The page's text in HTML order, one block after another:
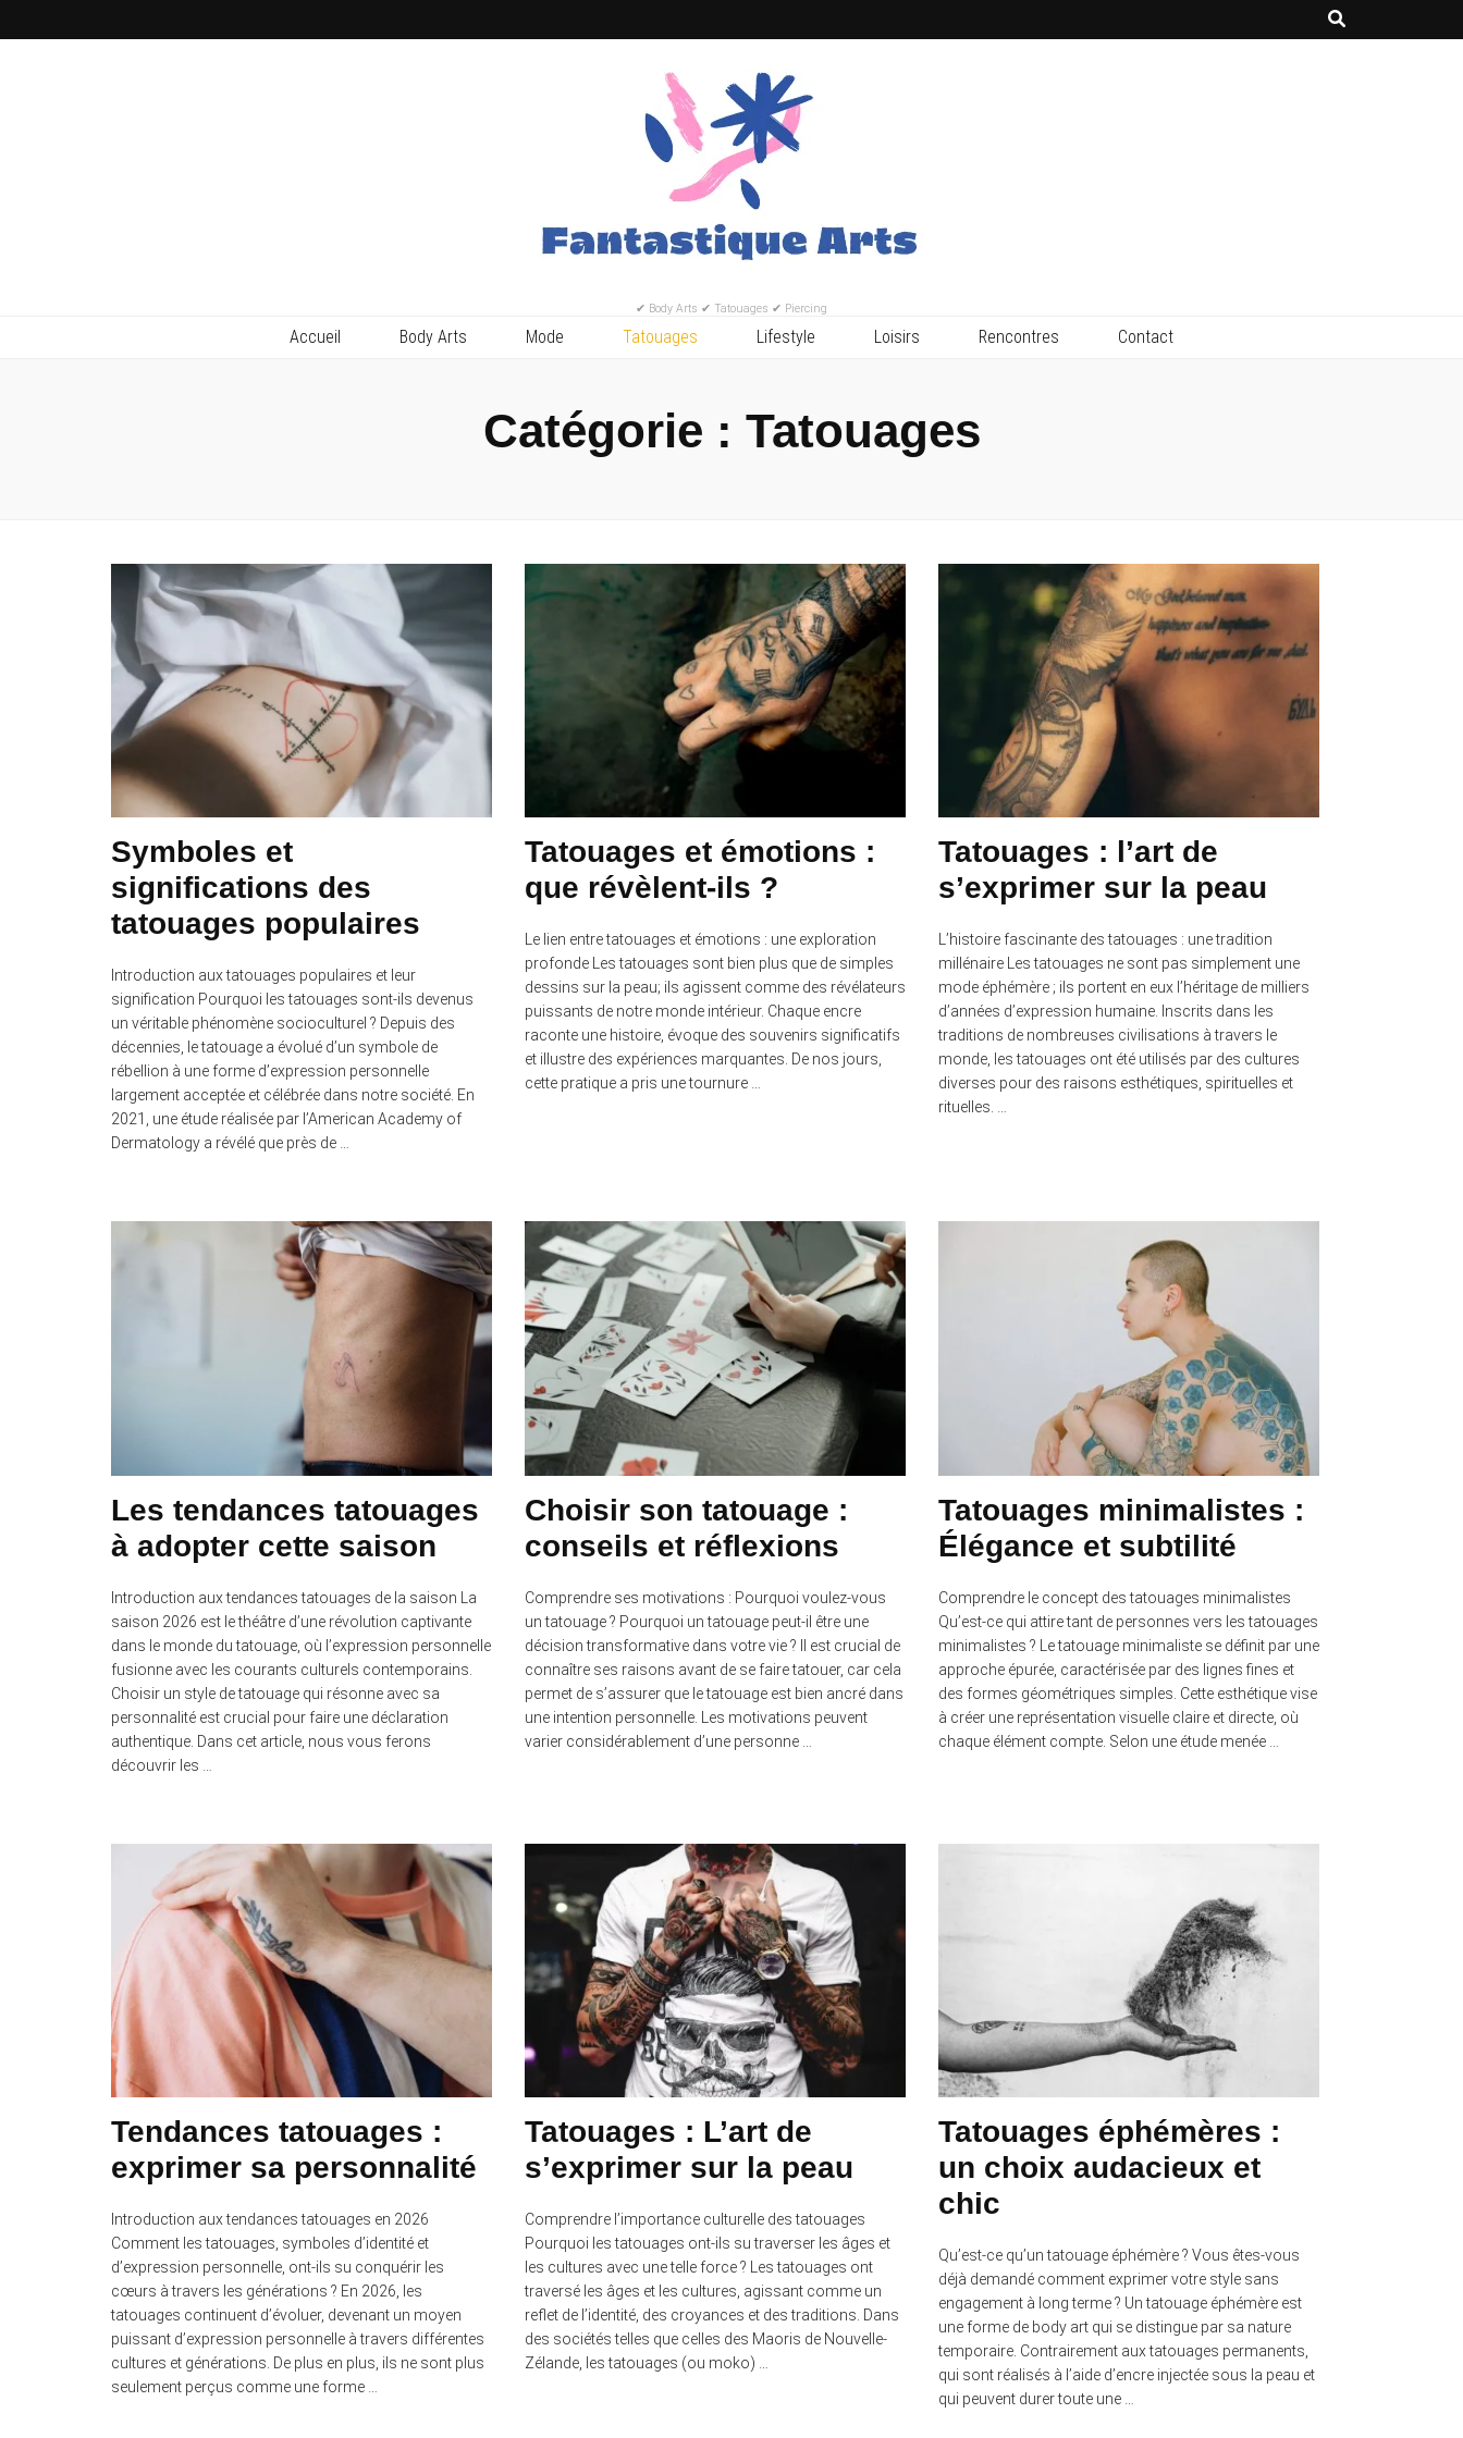
✔ Body Arts ✔ Tatouages ✔ Piercing
Accueil Body Arts Mode Tatouages Lifestyle Loisirs Rencontres Contact
Catégorie : Tatouages
Symboles et
significations des
tatouages populaires
Introduction aux tatouages populaires et leur
signification Pourquoi les tatouages sont-ils devenus
un véritable phénomène socioculturel ? Depuis des
décennies, le tatouage a évolué d’un symbole de
rébellion à une forme d’expression personnelle
largement acceptée et célébrée dans notre société. En
2021, une étude réalisée par l’American Academy of
Dermatology a révélé que près de …
Tatouages et émotions :
que révèlent-ils ?
Le lien entre tatouages et émotions : une exploration
profonde Les tatouages sont bien plus que de simples
dessins sur la peau; ils agissent comme des révélateurs
puissants de notre monde intérieur. Chaque encre
raconte une histoire, évoque des souvenirs significatifs
et illustre des expériences marquantes. De nos jours,
cette pratique a pris une tournure …
Tatouages : l’art de
s’exprimer sur la peau
L’histoire fascinante des tatouages : une tradition
millénaire Les tatouages ne sont pas simplement une
mode éphémère ; ils portent en eux l’héritage de milliers
d’années d’expression humaine. Inscrits dans les
traditions de nombreuses civilisations à travers le
monde, les tatouages ont été utilisés par des cultures
diverses pour des raisons esthétiques, spirituelles et
rituelles. …
Les tendances tatouages
à adopter cette saison
Introduction aux tendances tatouages de la saison La
saison 2026 est le théâtre d’une révolution captivante
dans le monde du tatouage, où l’expression personnelle
fusionne avec les courants culturels contemporains.
Choisir un style de tatouage qui résonne avec sa
personnalité est crucial pour faire une déclaration
authentique. Dans cet article, nous vous ferons
découvrir les …
Choisir son tatouage :
conseils et réflexions
Comprendre ses motivations : Pourquoi voulez-vous
un tatouage ? Pourquoi un tatouage peut-il être une
décision transformative dans votre vie ? Il est crucial de
connaître ses raisons avant de se faire tatouer, car cela
permet de s’assurer que le tatouage est bien ancré dans
une intention personnelle. Les motivations peuvent
varier considérablement d’une personne …
Tatouages minimalistes :
Élégance et subtilité
Comprendre le concept des tatouages minimalistes
Qu’est-ce qui attire tant de personnes vers les tatouages
minimalistes ? Le tatouage minimaliste se définit par une
approche épurée, caractérisée par des lignes fines et
des formes géométriques simples. Cette esthétique vise
à créer une représentation visuelle claire et directe, où
chaque élément compte. Selon une étude menée …
Tendances tatouages :
exprimer sa personnalité
Introduction aux tendances tatouages en 2026
Comment les tatouages, symboles d’identité et
d’expression personnelle, ont-ils su conquérir les
cœurs à travers les générations ? En 2026, les
tatouages continuent d’évoluer, devenant un moyen
puissant d’expression personnelle à travers différentes
cultures et générations. De plus en plus, ils ne sont plus
seulement perçus comme une forme …
Tatouages : L’art de
s’exprimer sur la peau
Comprendre l’importance culturelle des tatouages
Pourquoi les tatouages ont-ils su traverser les âges et
les cultures avec une telle force ? Les tatouages ont
traversé les âges et les cultures, agissant comme un
reflet de l’identité, des croyances et des traditions. Dans
des sociétés telles que celles des Maoris de Nouvelle-
Zélande, les tatouages (ou moko) …
Tatouages éphémères :
un choix audacieux et
chic
Qu’est-ce qu’un tatouage éphémère ? Vous êtes-vous
déjà demandé comment exprimer votre style sans
engagement à long terme ? Un tatouage éphémère est
une forme de body art qui se distingue par sa nature
temporaire. Contrairement aux tatouages permanents,
qui sont réalisés à l’aide d’encre injectée sous la peau et
qui peuvent durer toute une …